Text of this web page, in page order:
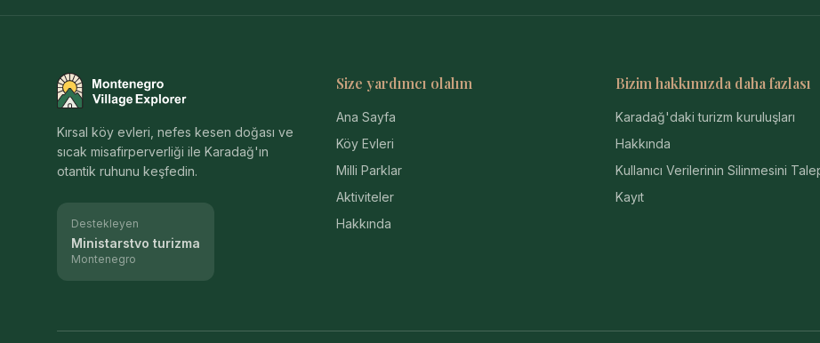
Montenegro Village Explorer
Kırsal köy evleri, nefes kesen doğası ve
sıcak misafirperverliği ile Karadağ'ın
otantik ruhunu keşfedin.
Destekleyen
Ministarstvo turizma
Montenegro
Size yardımcı olalım
Ana Sayfa
Köy Evleri
Milli Parklar
Aktiviteler
Hakkında
Bizim hakkımızda daha fazlası
Karadağ'daki turizm kuruluşları
Hakkında
Kullanıcı Verilerinin Silinmesini
Kayıt